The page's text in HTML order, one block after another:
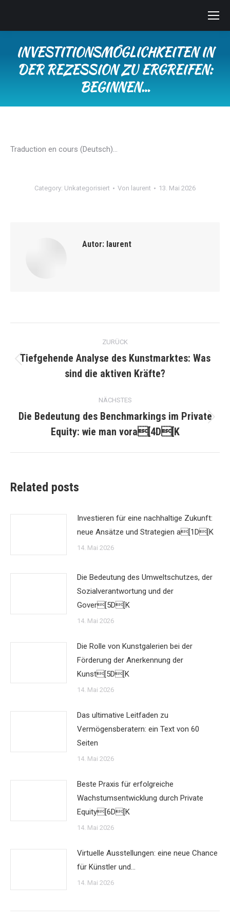
INVESTITIONSMÖGLICHKEITEN IN
DER REZESSION ZU ERGREIFEN:
BEGINNEN…
Traduction en cours (Deutsch)…
Category: Unkategorisiert Von laurent 13. Mai 2026
Autor: laurent
Kommentarnavigation
ZURÜCK
Beitrag:
Tiefgehende Analyse des Kunstmarktes: Was
sind die aktiven Kräfte?
NÄCHSTES
Beitrag:
Die Bedeutung des Benchmarkings im Private
Equity: wie man vora[4D[K
Related posts
Investieren für eine nachhaltige Zukunft:
neue Ansätze und Strategien a[1D[K
14. Mai 2026
Die Bedeutung des Umweltschutzes, der
Sozialverantwortung und der
Gover[5D[K
14. Mai 2026
Die Rolle von Kunstgalerien bei der
Förderung der Anerkennung der
Kunst[5D[K
14. Mai 2026
Das ultimative Leitfaden zu
Vermögensberatern: ein Text von 60
Seiten
14. Mai 2026
Beste Praxis für erfolgreiche
Wachstumsentwicklung durch Private
Equity[6D[K
14. Mai 2026
Virtuelle Ausstellungen: eine neue Chance
für Künstler und…
14. Mai 2026